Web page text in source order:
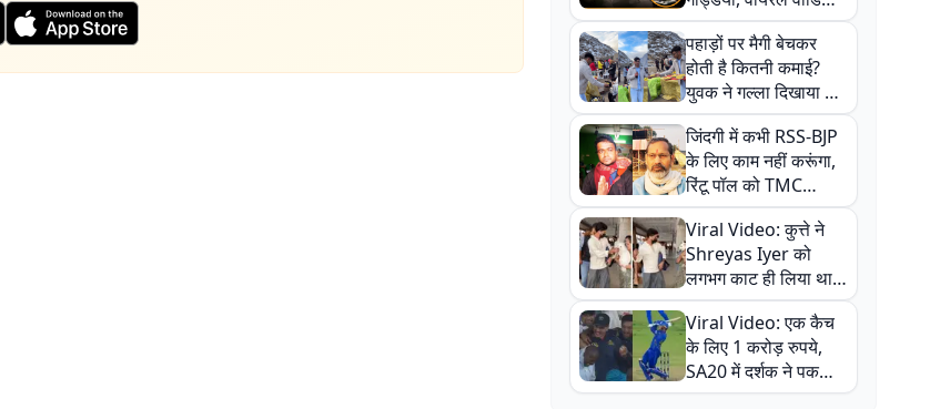
से राजनीति में उबाल,
अजित महतो बोले- TMC
की गंदी चाल
पहाड़ों पर मैगी बेचकर
होती है कितनी कमाई?
युवक ने गल्ला दिखाया तो
नौकरी वालों के खड़े हो गए
कान
जिंदगी में कभी RSS-BJP
के लिए काम नहीं करूंगा,
रिंटू पॉल को TMC
ऑफिस में ले जाकर पीटा,
Video वायरल
Viral Video: कुत्ते ने
Shreyas Iyer को
लगभग काट ही लिया था,
न्यूजीलैंड सीरीज से पहले
बाल-बाल बचे
Viral Video: एक कैच
के लिए 1 करोड़ रुपये,
SA20 में दर्शक ने पकड़ा
एक हाथ से गजब का कैच